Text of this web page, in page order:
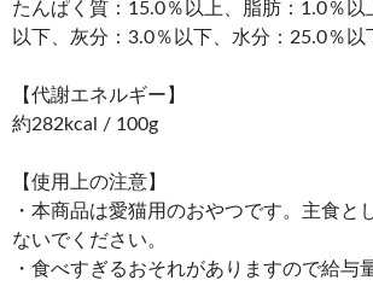
たんぱく質：15.0％以上、脂肪：1.0％以
以下、灰分：3.0％以下、水分：25.0％以
【代謝エネルギー】
約282kcal / 100g
【使用上の注意】
・本商品は愛猫用のおやつです。主食と
ないでください。
・食べすぎるおそれがありますので給与